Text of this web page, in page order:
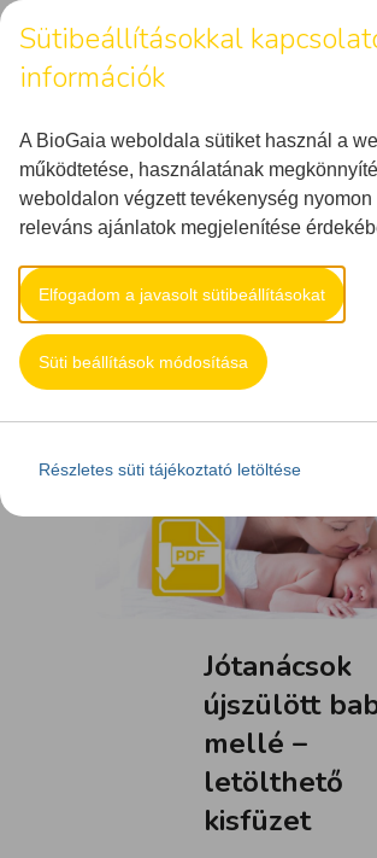
ARCHIVE FOR
LETÖLTHETŐ
Főoldal letölthető
Jótanácsok
újszülött
mellé –
letölthető
kisfüzet
Sütibeállításokkal
információk
A BioGaia weboldala sütiket használ a
működtetése, használatának
weboldalon végzett tevékenység nyomon
releváns ajánlatok megjelenítése
Elfogadom a javasolt sütibeállításokat
Süti beállítások módosítása
Részletes süti tájékoztató letöltése